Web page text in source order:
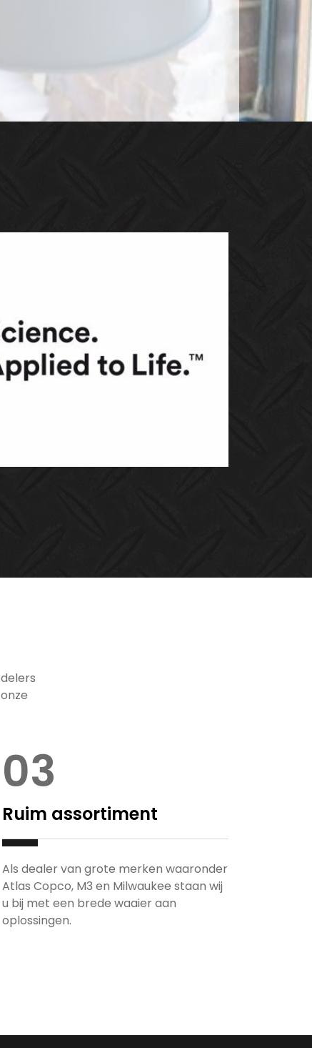
03
Ruim assortiment
Als dealer van grote merken waaronder
Atlas Copco, M3 en Milwaukee staan wij
u bij met een brede waaier aan
oplossingen.